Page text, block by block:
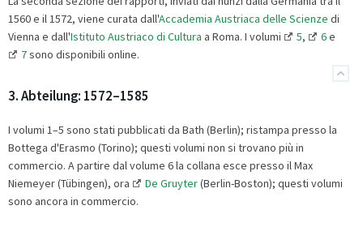
1560 e il 1572, viene curata dall'Accademia Austriaca delle Scienze di
Vienna e dall'Istituto Austriaco di Cultura a Roma. I volumi 5, 6e
7sono disponibili online.
3. Abteilung: 1572–1585
I volumi 1–5 sono stati pubblicati da Bath (Berlin); ristampa presso la
Bottega d'Erasmo (Torino); questi volumi non si trovano più in
commercio. A partire dal volume 6 la collana esce presso il Max
Niemeyer (Tübingen), ora
De Gruyter(Berlin-Boston); questi volumi
sono ancora in commercio.